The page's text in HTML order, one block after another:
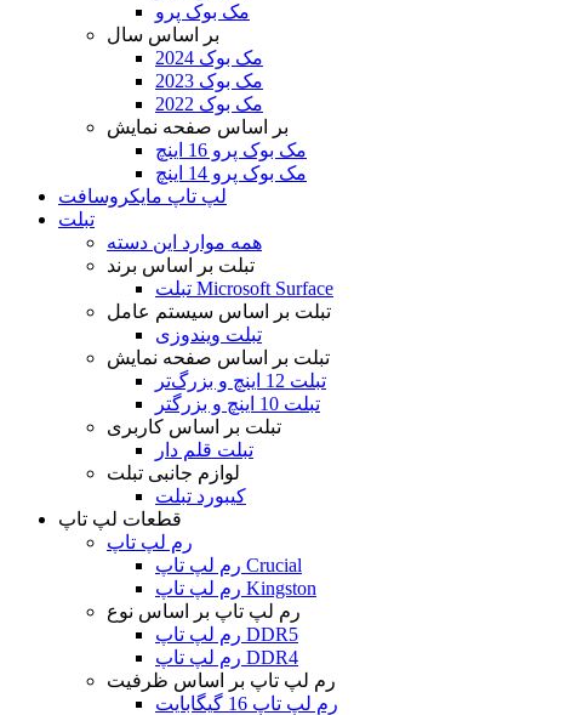
مک بوک پرو
بر اساس سال
مک بوک 2024
مک بوک 2023
مک بوک 2022
بر اساس صفحه نمایش
مک بوک پرو 16 اینچ
مک بوک پرو 14 اینچ
لپ تاپ مایکروسافت
تبلت
همه موارد این دسته
تبلت بر اساس برند
تبلت Microsoft Surface
تبلت بر اساس سیستم عامل
تبلت ویندوزی
تبلت بر اساس صفحه نمایش
تبلت 12 اینچ و بزرگ‌تر
تبلت 10 اینچ و بزرگتر
تبلت بر اساس کاربری
تبلت قلم دار
لوازم جانبی تبلت
کیبورد تبلت
قطعات لپ تاپ
رم لپ تاپ
رم لپ تاپ Crucial
رم لپ تاپ Kingston
رم لپ تاپ بر اساس نوع
رم لپ تاپ DDR5
رم لپ تاپ DDR4
رم لپ تاپ بر اساس ظرفیت
رم لپ تاپ 16 گیگابایت